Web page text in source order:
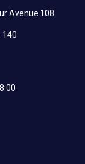
Avenue 108
140